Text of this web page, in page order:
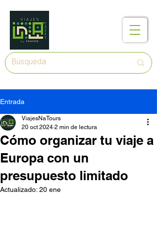
Entrada
Cómo organizar tu viaje a
Europa con un
presupuesto limitado
ViajesNaTours
20 oct 2024 2 min de lectura
Actualizado: 20 ene